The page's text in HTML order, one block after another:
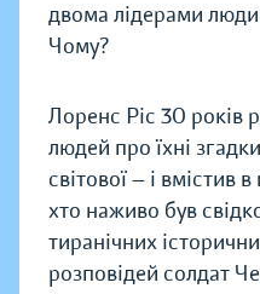
двома лідерами
Чому?
Лоренс Ріс 30 років
людей про їхні
світової — і вмістив
хто наживо був
тиранічних
розповідей солдат